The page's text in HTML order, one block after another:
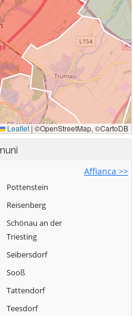
Affianca >>
Pottenstein
Reisenberg
Schönau an der
Triesting
Seibersdorf
Sooß
Tattendorf
Teesdorf